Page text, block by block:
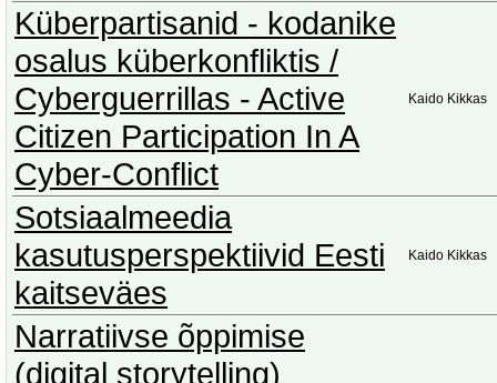
Küberpartisanid - kodanike
osalus küberkonfliktis /
Cyberguerrillas - Active
Citizen Participation In A
Cyber-Conflict
Kaido Kikkas
Sotsiaalmeedia
kasutusperspektiivid Eesti
kaitseväes
Kaido Kikkas
Narratiivse õppimise
(digital storytelling)